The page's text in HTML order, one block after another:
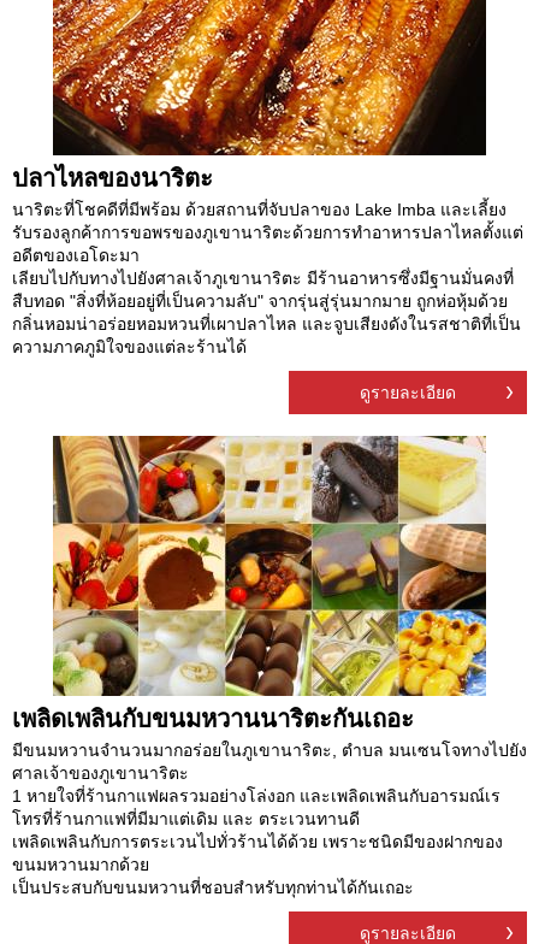
ปลาไหลของนาริตะ
นาริตะที่โชคดีที่มีพร้อม ด้วยสถานที่จับปลาของ Lake Imba และเลี้ยง
รับรองลูกค้าการขอพรของภูเขานาริตะด้วยการทำอาหารปลาไหลตั้งแต่
อดีตของเอโดะมา
เลียบไปกับทางไปยังศาลเจ้าภูเขานาริตะ มีร้านอาหารซึ่งมีฐานมั่นคงที่
สืบทอด "สิ่งที่ห้อยอยู่ที่เป็นความลับ" จากรุ่นสู่รุ่นมากมาย ถูกห่อหุ้มด้วย
กลิ่นหอมน่าอร่อยหอมหวนที่เผาปลาไหล และจูบเสียงดังในรสชาติที่เป็น
ความภาคภูมิใจของแต่ละร้านได้
ดูรายละเอียด
เพลิดเพลินกับขนมหวานนาริตะกันเถอะ
มีขนมหวานจำนวนมากอร่อยในภูเขานาริตะ, ตำบล มนเซนโจทางไปยัง
ศาลเจ้าของภูเขานาริตะ
1 หายใจที่ร้านกาแฟผลรวมอย่างโล่งอก และเพลิดเพลินกับอารมณ์เร
โทรที่ร้านกาแฟที่มีมาแต่เดิม และ ตระเวนทานดี
เพลิดเพลินกับการตระเวนไปทั่วร้านได้ด้วย เพราะชนิดมีของฝากของ
ขนมหวานมากด้วย
เป็นประสบกับขนมหวานที่ชอบสำหรับทุกท่านได้กันเถอะ
ดูรายละเอียด